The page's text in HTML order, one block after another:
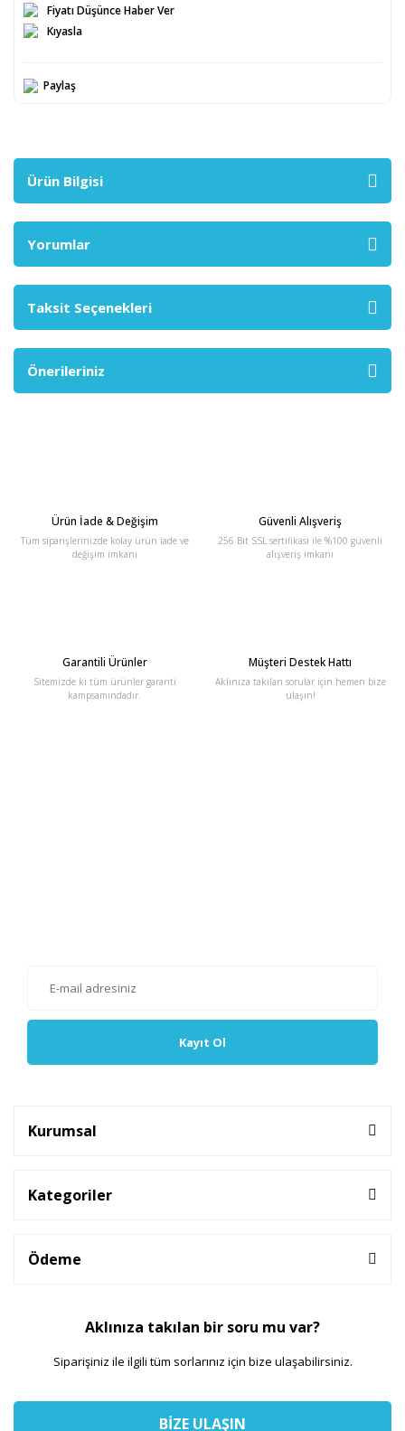
Fiyatı Düşünce Haber Ver
Kıyasla
Paylaş
Ürün Bilgisi
Yorumlar
Taksit Seçenekleri
Önerileriniz
Ürün İade & Değişim
Tüm siparişlerinizde kolay ürün iade ve
değişim imkanı
Güvenli Alışveriş
256 Bit SSL sertifikası ile %100 güvenli
alışveriş imkanı
Garantili Ürünler
Sitemizde ki tüm ürünler garanti
kampsamındadır.
Müşteri Destek Hattı
Aklınıza takılan sorular için hemen bize
ulaşın!
Kayıt Ol
Kurumsal
Kategoriler
Ödeme
Aklınıza takılan bir soru mu var?
Siparişiniz ile ilgili tüm sorlarınız için bize ulaşabilirsiniz.
BİZE ULAŞIN